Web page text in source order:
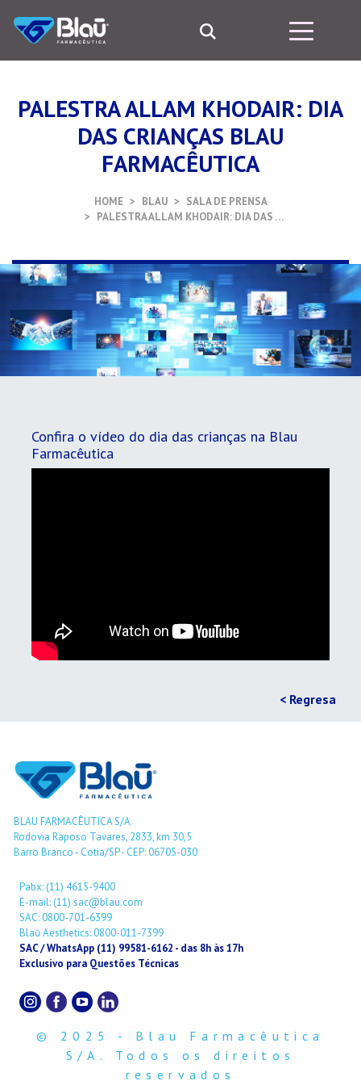
PALESTRA ALLAM KHODAIR: DIA
DAS CRIANÇAS BLAU
FARMACÊUTICA
HOME BLAU
SALA DE PRENSA
PALESTRA ALLAM KHODAIR: DIA DAS …
Confira o vídeo do dia das crianças na Blau
Farmacêutica
< Regresa
BLAU FARMACÊUTICA S/A
Rodovia Raposo Tavares, 2833, km 30,5
Barro Branco - Cotia/SP - CEP: 06705-030
Pabx: (11) 4615-9400
E-mail: (11) sac@blau.com
SAC: 0800-701-6399
Blaū Aesthetics: 0800-011-7399
SAC / WhatsApp (11) 99581-6162 - das 8h às 17h
Exclusivo para Questões Técnicas
© 2025 - Blau Farmacêutica
S/A. Todos os direitos
reservados